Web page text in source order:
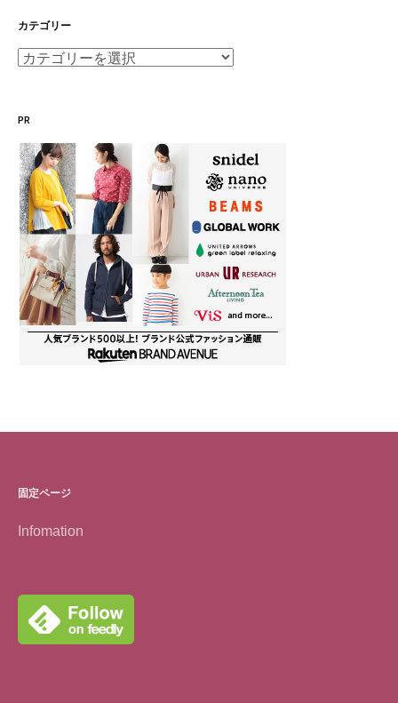
カテゴリー
カ
リ
ー
PR
固定ページ
Infomation